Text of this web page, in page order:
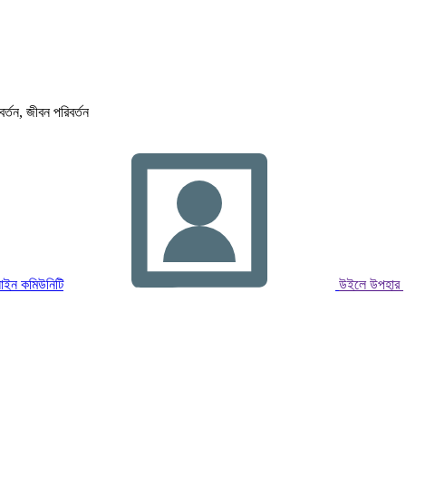
জীবন পরিবর্তন
কমিউনিটি উইলে উপহার